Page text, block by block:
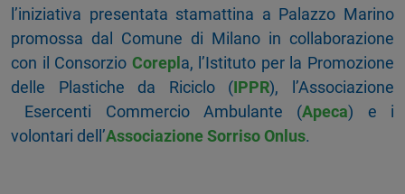
l’iniziativa presentata stamattina a Palazzo Marino
promossa dal Comune di Milano in collaborazione
con il Consorzio Corepl a, l’Istituto per la Promozione
delle Plastiche da Riciclo (IPPR), l’Associazione
Esercenti Commercio Ambulante (Apeca) e i
volontari dell’Associazione Sorriso Onlus.